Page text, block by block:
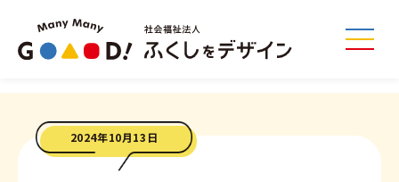
2024年10月13日